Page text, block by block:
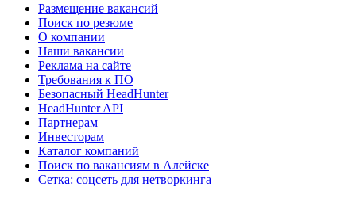
Размещение вакансий
Поиск по резюме
О компании
Наши вакансии
Реклама на сайте
Требования к ПО
Безопасный HeadHunter
HeadHunter API
Партнерам
Инвесторам
Каталог компаний
Поиск по вакансиям в Алейске
Сетка: соцсеть для нетворкинга